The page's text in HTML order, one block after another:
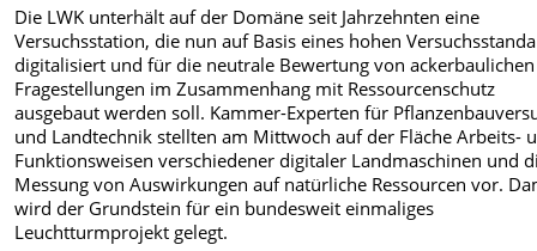
Die LWK unterhält auf der Domäne seit Jahrzehnten eine
Versuchsstation, die nun auf Basis eines hohen
digitalisiert und für die neutrale Bewertung von ackerbaulichen
Fragestellungen im Zusammenhang mit Ressourcenschutz
ausgebaut werden soll. Kammer-Experten für
und Landtechnik stellten am Mittwoch auf der Fläche Arbeits-
Funktionsweisen verschiedener digitaler Landmaschinen und
Messung von Auswirkungen auf natürliche Ressourcen vor.
wird der Grundstein für ein bundesweit einmaliges
Leuchtturmprojekt gelegt.